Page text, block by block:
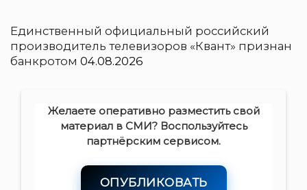
Единственный официальный российский
производитель телевизоров «Квант» признан
банкротом 04.08.2026
Желаете оперативно разместить свой
материал в СМИ? Воспользуйтесь
партнёрским сервисом.
ОПУБЛИКОВАТЬ